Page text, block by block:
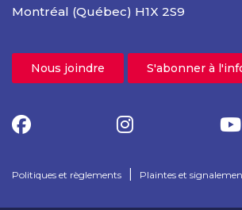
Montréal (Québec) H1X 2S9
Nous joindre S'abonner à
Politiques et règlements Plaintes et